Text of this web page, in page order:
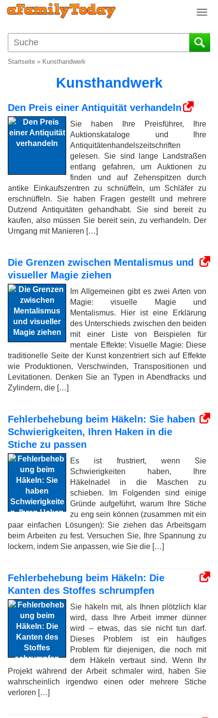
T
g
g
g
a
i
o
n
Startseite » Kunsthandwerk
Kunsthandwerk
Den Preis einer Antiquität verhandeln
Sie haben Ihre Preisführer, Ihre
Auktionskataloge und Ihre
Antiquitätenhandelszeitschriften
gelesen. Sie sind lange Landstraßen
entlang gefahren, um Auktionen zu
finden und auf Zehenspitzen durch
antike Einkaufszentren zu schnüffeln, um Schläfer zu
erschnüffeln. Sie haben Fragen gestellt und mehrere
Dutzend Antiquitäten gehandhabt. Sie sind bereit zu
kaufen, also müssen Sie bereit sein, zu verhandeln. Der
Umgang mit Manieren […]
Die Grenzen zwischen Mentalismus und
visueller Magie ziehen
Im Allgemeinen gibt es zwei Arten von
Magie: visuelle Magie und
Mentalismus. Hier ist eine Erklärung
des Unterschieds zwischen den beiden
mit einer Liste von Beispielen für
mentale Effekte: Visuelle Magie: Diese
traditionelle Seite der Kunst konzentriert sich auf Effekte
wie Produktionen, Verschwinden, Transpositionen und
Levitationen. Denken Sie an Typen in Abendfracks und
Zylindern, die […]
Fehlerbehebung beim Häkeln: Sie haben
Schwierigkeiten, Ihren Haken in die
Stiche zu passen
Es ist frustriert, wenn Sie
Schwierigkeiten haben, Ihre
Häkelnadel in die Maschen zu
schieben. Im Folgenden sind einige
Gründe aufgeführt, warum Ihre Stiche
zu eng sein können (zusammen mit ein
paar einfachen Lösungen): Sie ziehen das Arbeitsgarn
beim Arbeiten zu fest. Versuchen Sie, Ihre Spannung zu
lockern, indem Sie anpassen, wie Sie die […]
Fehlerbehebung beim Häkeln: Die
Kanten des Stoffes schrumpfen
Sie häkeln mit, als Ihnen plötzlich klar
wird, dass Ihre Arbeit immer dünner
wird – etwas, das sie nicht tun darf.
Dieses Problem ist ein häufiges
Problem für diejenigen, die noch mit
dem Häkeln vertraut sind. Wenn Ihr
Projekt während der Arbeit schmaler wird, haben Sie
wahrscheinlich irgendwo einen oder mehrere Stiche
verloren […]